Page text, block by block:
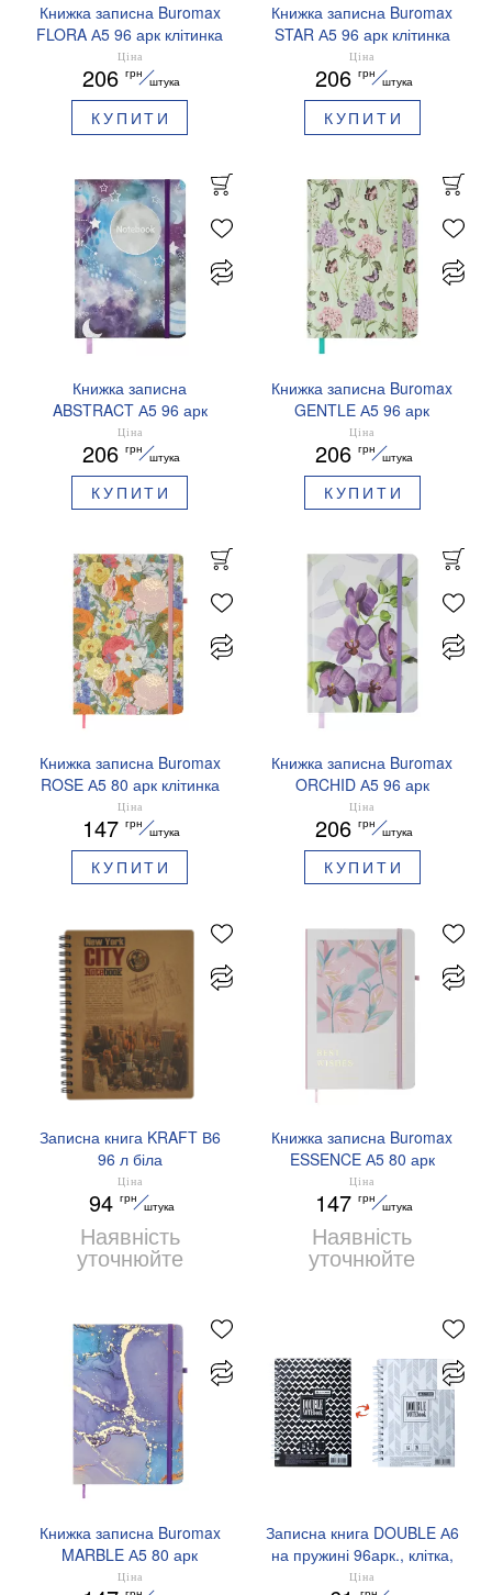
Книжка записна Buromax
FLORA А5 96 арк клітинка
BM.255118-10
Ціна
206 грн
штука
КУПИТИ
Книжка записна Buromax
STAR А5 96 арк клітинка
BM.255117
Ціна
206 грн
штука
КУПИТИ
Книжка записна
ABSTRACT А5 96 арк
клітинка офсет крем
BM.255115
Ціна
206 грн
штука
КУПИТИ
Книжка записна Buromax
GENTLE А5 96 арк
клітинка BM.255113
Ціна
206 грн
штука
КУПИТИ
Книжка записна Buromax
ROSE А5 80 арк клітинка
BM.255123-10
Ціна
147 грн
штука
КУПИТИ
Книжка записна Buromax
ORCHID А5 96 арк
клітинка BM.255119-39
Ціна
206 грн
штука
КУПИТИ
Записна книга KRAFT В6
96 л біла
мікроперфорація Buromax
BM.2478
Ціна
94 грн
штука
Наявність
уточнюйте
Книжка записна Buromax
ESSENCE А5 80 арк
клітинка BM.255124-12
Ціна
147 грн
штука
Наявність
уточнюйте
Книжка записна Buromax
MARBLE А5 80 арк
клітинка BM.255121-07
Ціна
Записна книга DOUBLE А6
на пружині 96арк., клітка,
твердий ламін.
Ціна